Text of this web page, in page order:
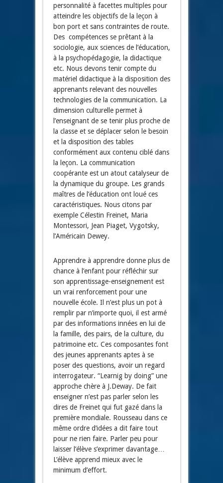
personnalité à facettes multiples pour
atteindre les objectifs de la leçon à
bon port et sans contraintes de route.
Des compétences se prêtant à la
sociologie, aux sciences de l’éducation,
à la psychopédagogie, la didactique
etc. Nous devons tenir compte du
matériel didactique à la disposition des
apprenants relevant des nouvelles
technologies de la communication. La
dimension culturelle permet à
l’enseignant de se tenir plus proche de
la classe et se déplacer selon le besoin
et la disposition des tables
conformément aux contenu ciblé dans
la leçon. La communication
coopérante est un atout catalyseur de
la dynamique du groupe. Les grands
maîtres de l’éducation ont loué ces
caractéristiques. Nous citons par
exemple Célestin Freinet, Maria
Montessori, Jean Piaget, Vygotsky,
l’Américain Dewey.
Apprendre à apprendre donne plus de
chance à l’enfant pour réfléchir sur
son apprentissage-enseignement est
un vrai renforcement pour une
nouvelle école. Il n’est plus un pot à
remplir par n’importe quoi, il est armé
par des informations innées en lui de
la famille, des pairs, de la culture, du
patrimoine etc. Ces composantes font
des jeunes apprenants aptes à se
poser des questions, avoir un regard
interrogateur. “Learnig by doing” une
approche chère à J.Deway. De fait
enseigner n’est pas parler selon les
dires de Freinet qui fut gazé dans la
première mondiale. Rousseau dans ce
même ordre d’idées a dit faire tout
pour ne rien faire. Parler peu pour
laisser l’élève s’exprimer davantage…
L’élève apprend mieux avec le
minimum d’effort.